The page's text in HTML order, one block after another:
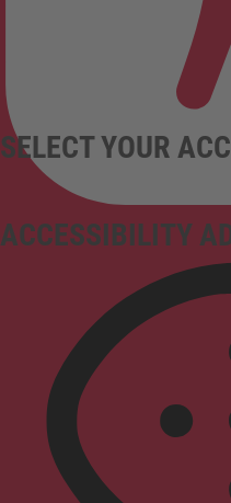
ACCESSIBILITY
SELECT YOUR